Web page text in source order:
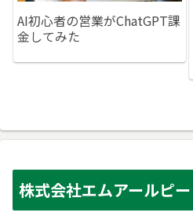
AI初心者の営業がChatGPT課
金してみた
株式会社エムアールピー